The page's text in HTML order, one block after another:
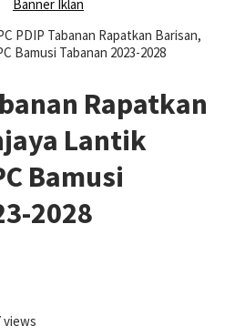
PDIP Tabanan Rapatkan Barisan,
Bamusi Tabanan 2023-2028
Rapatkan
Lantik
Bamusi
2028
views